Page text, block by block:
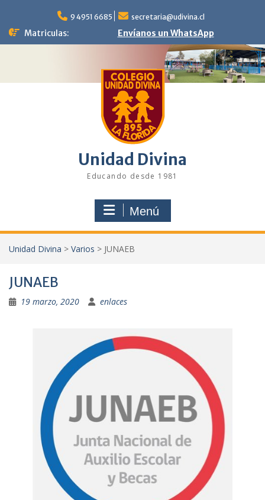
contenido
9 4951 6685 secretaria@udivina.cl
Matriculas: Envíanos un WhatsApp
Unidad Divina
Educando desde 1981
Menú
Unidad Divina > Varios > JUNAEB
JUNAEB
19 marzo, 2020 enlaces